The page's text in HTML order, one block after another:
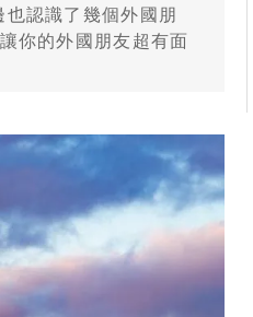
認識了幾個外國朋
你的外國朋友超有面